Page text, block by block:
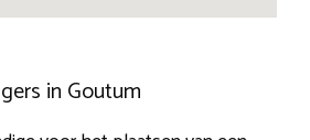
in Goutum